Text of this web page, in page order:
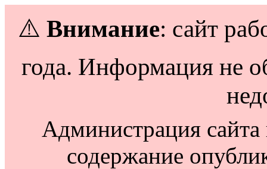
⚠️ Внимание: сайт
года. Информация не
Администрация сайта
содержание